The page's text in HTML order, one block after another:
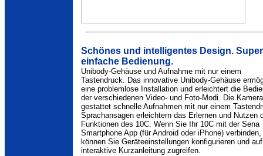
Schönes und intelligentes Design. Super
einfache Bedienung.
Unibody-Gehäuse und Aufnahme mit nur einem
Tastendruck. Das innovative Unibody-Gehäuse
eine problemlose Installation und erleichtert die
der verschiedenen Video- und Foto-Modi. Die
gestattet schnelle Aufnahmen mit nur einem
Sprachansagen erleichtern das Erlernen und Nutzen
Funktionen des 10C. Wenn Sie Ihr 10C mit der Sena
Smartphone App (für Android oder iPhone) verbinden,
können Sie Geräteeinstellungen konfigurieren und
interaktive Kurzanleitung zugreifen.